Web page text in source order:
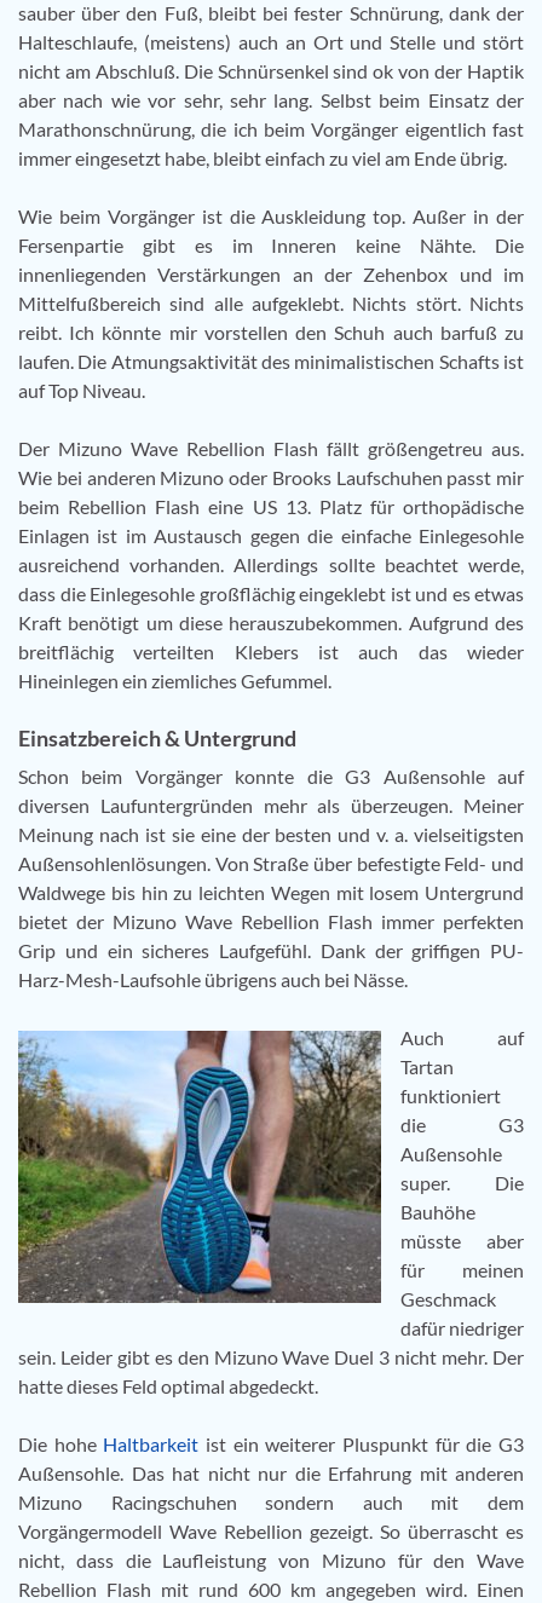
sauber über den Fuß, bleibt bei fester Schnürung, dank der
Halteschlaufe, (meistens) auch an Ort und Stelle und stört
nicht am Abschluß. Die Schnürsenkel sind ok von der Haptik
aber nach wie vor sehr, sehr lang. Selbst beim Einsatz der
Marathonschnürung, die ich beim Vorgänger eigentlich fast
immer eingesetzt habe, bleibt einfach zu viel am Ende übrig.
Wie beim Vorgänger ist die Auskleidung top. Außer in der
Fersenpartie gibt es im Inneren keine Nähte. Die
innenliegenden Verstärkungen an der Zehenbox und im
Mittelfußbereich sind alle aufgeklebt. Nichts stört. Nichts
reibt. Ich könnte mir vorstellen den Schuh auch barfuß zu
laufen. Die Atmungsaktivität des minimalistischen Schafts ist
auf Top Niveau.
Der Mizuno Wave Rebellion Flash fällt größengetreu aus.
Wie bei anderen Mizuno oder Brooks Laufschuhen passt mir
beim Rebellion Flash eine US 13. Platz für orthopädische
Einlagen ist im Austausch gegen die einfache Einlegesohle
ausreichend vorhanden. Allerdings sollte beachtet werde,
dass die Einlegesohle großflächig eingeklebt ist und es etwas
Kraft benötigt um diese herauszubekommen. Aufgrund des
breitflächig verteilten Klebers ist auch das wieder
Hineinlegen ein ziemliches Gefummel.
Einsatzbereich & Untergrund
Schon beim Vorgänger konnte die G3 Außensohle auf
diversen Laufuntergründen mehr als überzeugen. Meiner
Meinung nach ist sie eine der besten und v. a. vielseitigsten
Außensohlenlösungen. Von Straße über befestigte Feld- und
Waldwege bis hin zu leichten Wegen mit losem Untergrund
bietet der Mizuno Wave Rebellion Flash immer perfekten
Grip und ein sicheres Laufgefühl. Dank der griffigen PU-
Harz-Mesh-Laufsohle übrigens auch bei Nässe.
Auch auf
Tartan
funktioniert
die G3
Außensohle
super. Die
Bauhöhe
müsste aber
für meinen
Geschmack
dafür niedriger
sein. Leider gibt es den Mizuno Wave Duel 3 nicht mehr. Der
hatte dieses Feld optimal abgedeckt.
Die hohe Haltbarkeit ist ein weiterer Pluspunkt für die G3
Außensohle. Das hat nicht nur die Erfahrung mit anderen
Mizuno Racingschuhen sondern auch mit dem
Vorgängermodell Wave Rebellion gezeigt. So überrascht es
nicht, dass die Laufleistung von Mizuno für den Wave
Rebellion Flash mit rund 600 km angegeben wird. Einen